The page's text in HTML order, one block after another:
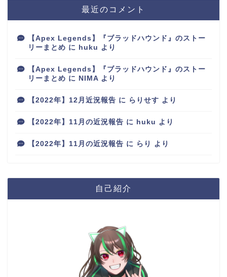
最近のコメント
【Apex Legends】『ブラッドハウンド』のストー
リーまとめ に huku より
【Apex Legends】『ブラッドハウンド』のストー
リーまとめ に NIMA より
【2022年】12月近況報告 に らりせす より
【2022年】11月の近況報告 に huku より
【2022年】11月の近況報告 に らり より
自己紹介